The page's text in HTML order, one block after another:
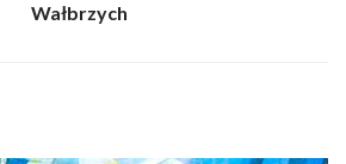
Wałbrzych